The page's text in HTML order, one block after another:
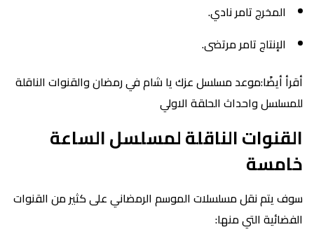
المخرج تامر نادي.
الإنتاج تامر مرتضى.
أقرأ أيضًا:موعد مسلسل عزك يا شام في رمضان والقنوات الناقلة
للمسلسل واحداث الحلقة الاولي
القنوات الناقلة لمسلسل الساعة
خامسة
سوف يتم نقل مسلسلات الموسم الرمضاني على كثير من القنوات
الفضائية التي منها: